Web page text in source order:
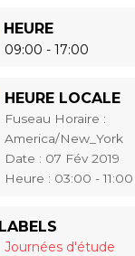
HEURE
09:00 - 17:00
HEURE LOCALE
Fuseau Horaire :
America/New_York
Date : 07 Fév 2019
Heure : 03:00 - 11:00
LABELS
Journées d'étude